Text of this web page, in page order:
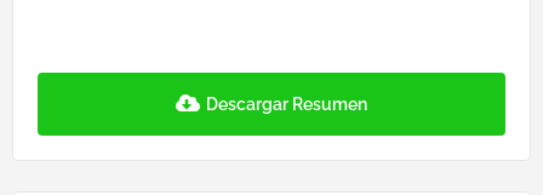
Descargar Resumen